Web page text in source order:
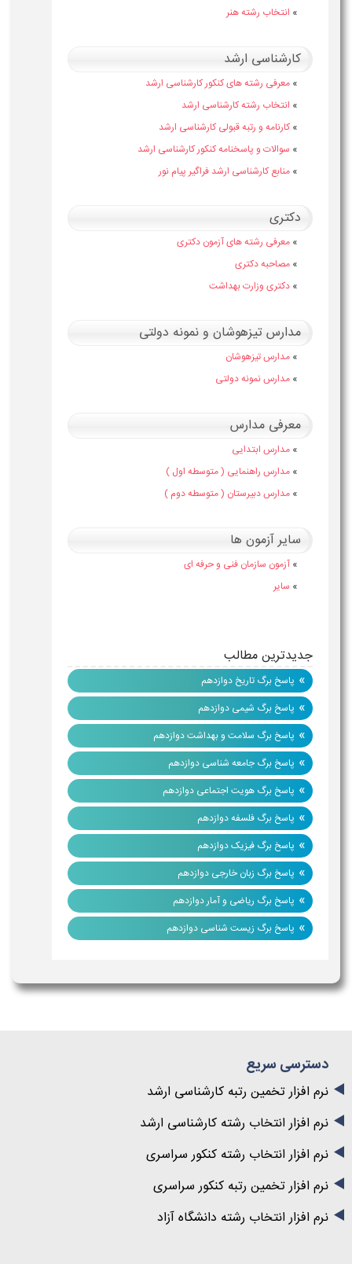
» انتخاب رشته هنر
کارشناسی ارشد
» معرفی رشته های کنکور کارشناسی ارشد
» انتخاب رشته کارشناسی ارشد
» کارنامه و رتبه قبولی کارشناسی ارشد
» سوالات و پاسخنامه کنکور کارشناسی ارشد
» منابع کارشناسی ارشد فراگیر پیام نور
دکتری
» معرفی رشته های آزمون دکتری
» مصاحبه دکتری
» دکتری وزارت بهداشت
مدارس تیزهوشان و نمونه دولتی
» مدارس تیزهوشان
» مدارس نمونه دولتی
معرفی مدارس
» مدارس ابتدایی
» مدارس راهنمایی ( متوسطه اول )
» مدارس دبیرستان ( متوسطه دوم )
سایر آزمون ها
» آزمون سازمان فنی و حرفه ای
» سایر
جدیدترین مطالب
» پاسخ برگ تاریخ دوازدهم
» پاسخ برگ شیمی دوازدهم
» پاسخ برگ سلامت و بهداشت دوازدهم
» پاسخ برگ جامعه شناسی دوازدهم
» پاسخ برگ هویت اجتماعی دوازدهم
» پاسخ برگ فلسفه دوازدهم
» پاسخ برگ فیزیک دوازدهم
» پاسخ برگ زبان خارجی دوازدهم
» پاسخ برگ ریاضی و آمار دوازدهم
» پاسخ برگ زیست شناسی دوازدهم
دسترسی سریع
نرم افزار تخمین رتبه کارشناسی ارشد
نرم افزار انتخاب رشته کارشناسی ارشد
نرم افزار انتخاب رشته کنکور سراسری
نرم افزار تخمین رتبه کنکور سراسری
نرم افزار انتخاب رشته دانشگاه آزاد